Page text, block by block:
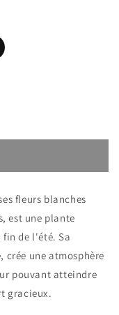
fleurs blanches
est une plante
de l'été. Sa
une atmosphère
pouvant atteindre
gracieux.